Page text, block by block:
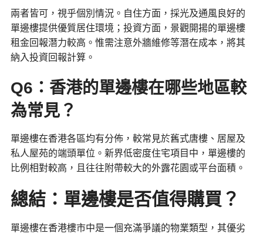
兩者皆可，視乎個別情況。自住方面，採光及通風良好的
單邊樓提供優質居住環境；投資方面，景觀開揚的單邊樓
租金回報潛力較高。惟需注意外牆維修等潛在成本，將其
納入投資回報計算。
Q6：香港的單邊樓在哪些地區較
為常見？
單邊樓在香港各區均有分佈，較常見於舊式唐樓、居屋及
私人屋苑的端頭單位。新界低密度住宅項目中，單邊樓的
比例相對較高，且往往附帶較大的外露花園或平台面積。
總結：單邊樓是否值得購買？
單邊樓在香港樓市中是一個充滿爭議的物業類型，其優劣